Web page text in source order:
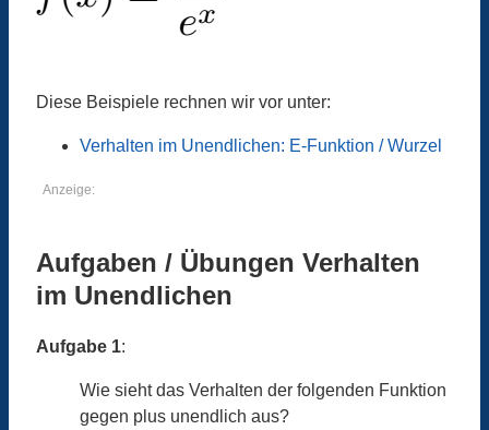
Diese Beispiele rechnen wir vor unter:
Verhalten im Unendlichen: E-Funktion / Wurzel
Anzeige:
Aufgaben / Übungen Verhalten
im Unendlichen
Aufgabe 1:
Wie sieht das Verhalten der folgenden Funktion
gegen plus unendlich aus?